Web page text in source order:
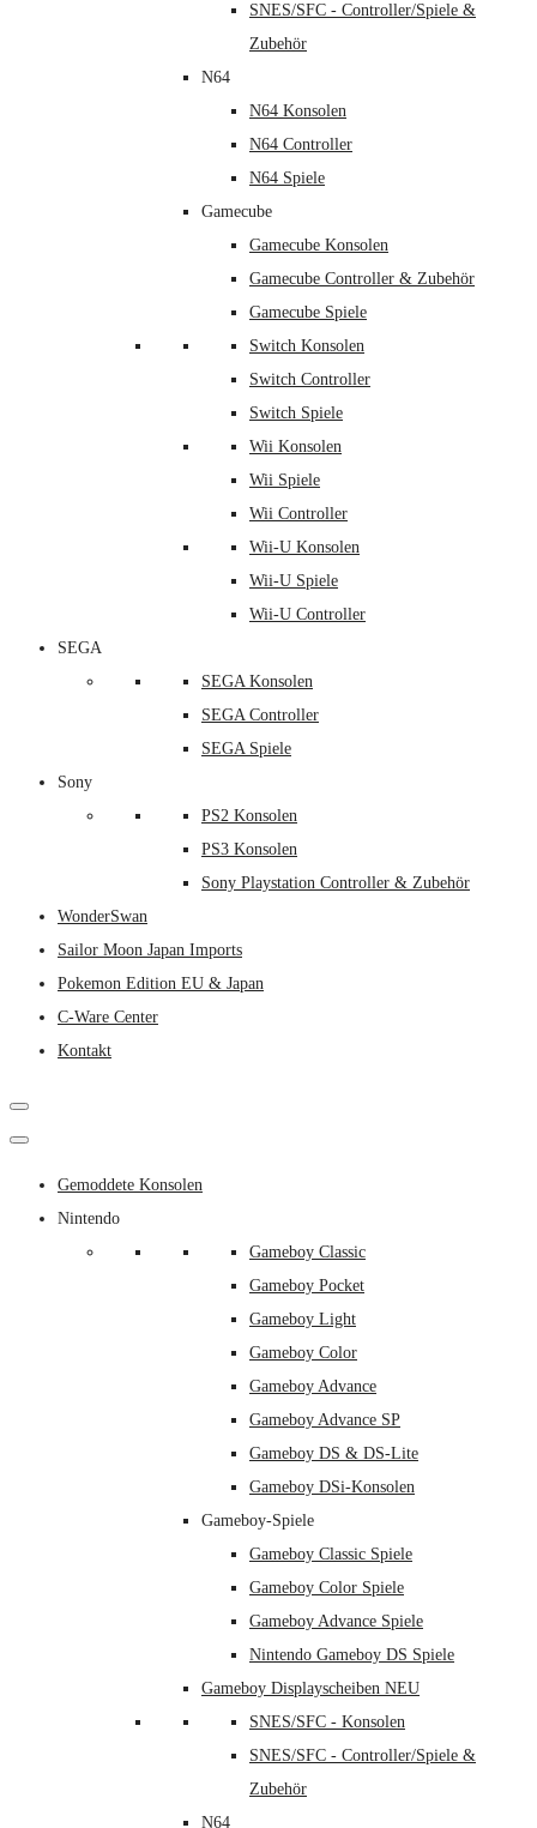
SNES/SFC - Controller/Spiele &
Zubehör
N64
N64 Konsolen
N64 Controller
N64 Spiele
Gamecube
Gamecube Konsolen
Gamecube Controller & Zubehör
Gamecube Spiele
Switch Konsolen
Switch Controller
Switch Spiele
Wii Konsolen
Wii Spiele
Wii Controller
Wii-U Konsolen
Wii-U Spiele
Wii-U Controller
SEGA
SEGA Konsolen
SEGA Controller
SEGA Spiele
Sony
PS2 Konsolen
PS3 Konsolen
Sony Playstation Controller & Zubehör
WonderSwan
Sailor Moon Japan Imports
Pokemon Edition EU & Japan
C-Ware Center
Kontakt
Gemoddete Konsolen
Nintendo
Gameboy Classic
Gameboy Pocket
Gameboy Light
Gameboy Color
Gameboy Advance
Gameboy Advance SP
Gameboy DS & DS-Lite
Gameboy DSi-Konsolen
Gameboy-Spiele
Gameboy Classic Spiele
Gameboy Color Spiele
Gameboy Advance Spiele
Nintendo Gameboy DS Spiele
Gameboy Displayscheiben NEU
SNES/SFC - Konsolen
SNES/SFC - Controller/Spiele &
Zubehör
N64